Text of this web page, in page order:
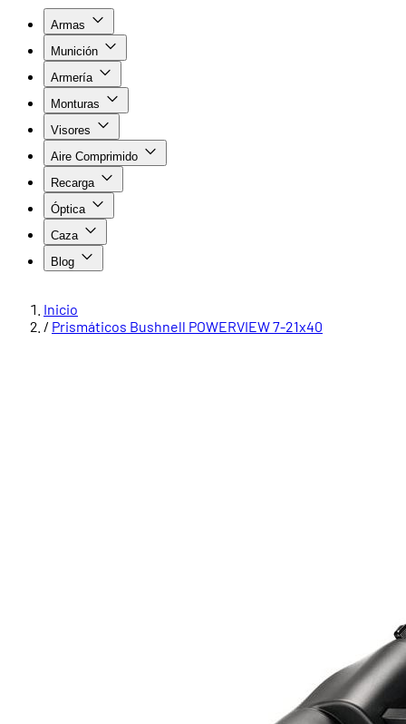
Armas
Munición
Armería
Monturas
Visores
Aire Comprimido
Recarga
Óptica
Caza
Blog
Inicio
/ Prismáticos Bushnell POWERVIEW 7-21x40